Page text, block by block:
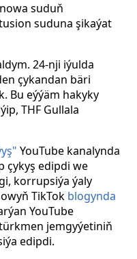
suduň
suduna şikaýat
24-nji iýulda
çykandan bäri
Bu eýýäm hakyky
THF Gullala
YouTube kanalynda
çykyş edipdi we
korrupsiýa ýaly
TikTok blogynda
YouTube
jemgyýetiniň
edipdi.